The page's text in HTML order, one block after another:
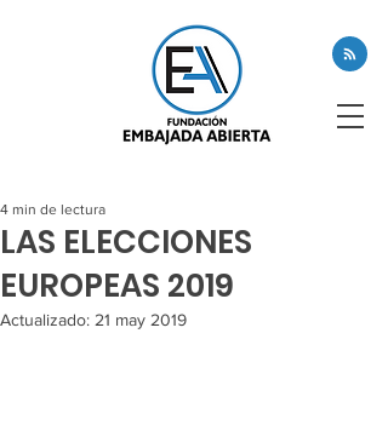
LAS ELECCIONES
EUROPEAS 2019
4 min de lectura
Actualizado: 21 may 2019